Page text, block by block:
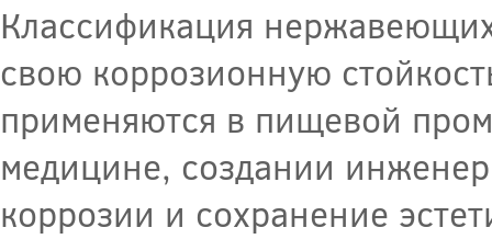
Классификация
свою коррозионную
применяются в пищевой
медицине, создании
коррозии и сохранение